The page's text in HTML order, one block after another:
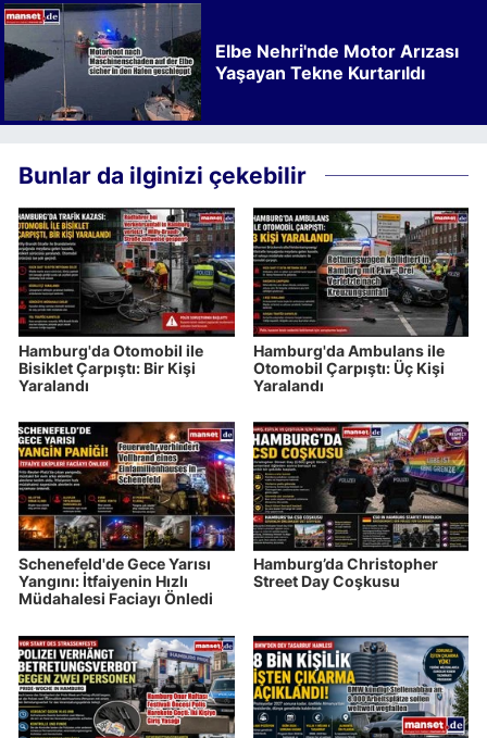
Elbe Nehri'nde Motor Arızası
Yaşayan Tekne Kurtarıldı
Bunlar da ilginizi çekebilir
Hamburg'da Otomobil ile
Bisiklet Çarpıştı: Bir Kişi
Yaralandı
Hamburg'da Ambulans ile
Otomobil Çarpıştı: Üç Kişi
Yaralandı
Schenefeld'de Gece Yarısı
Yangını: İtfaiyenin Hızlı
Müdahalesi Faciayı Önledi
Hamburg’da Christopher
Street Day Coşkusu